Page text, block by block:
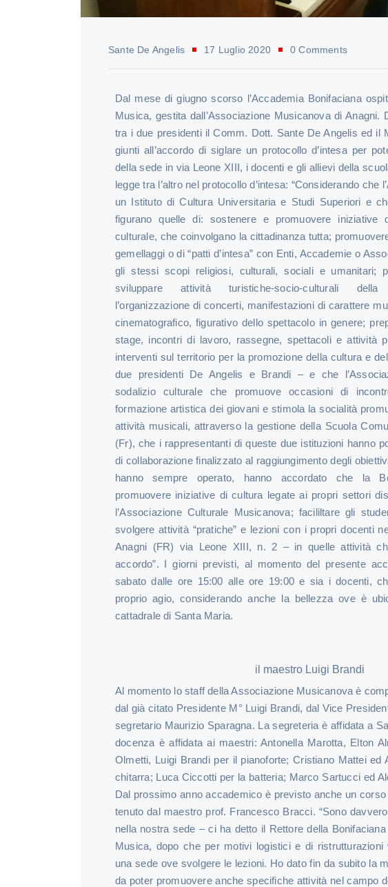
Sante De Angelis 17 Luglio 2020 0 Comments
Dal mese di giugno scorso l’Accademia Bonifaciana
Musica, gestita dall’Associazione Musicanova di Anagni.
tra i due presidenti il Comm. Dott. Sante De Angelis ed il
giunti all’accordo di siglare un protocollo d’intesa per
della sede in via Leone XIII, i docenti e gli allievi della
legge tra l’altro nel protocollo d’intesa: “Considerando che
un Istituto di Cultura Universitaria e Studi Superiori e
figurano quelle di: sostenere e promuovere iniziative
culturale, che coinvolgano la cittadinanza tutta;
gemellaggi o di “patti d’intesa” con Enti, Accademie o
gli stessi scopi religiosi, culturali, sociali e umanitari;
sviluppare attività turisti­che-socio-culturali
l’organizzazione di concerti, manifestazioni di carattere
cinematografico, figurativo dello spettacolo in genere;
stage, incontri di lavo­ro, rassegne, spettacoli e attività
interventi sul territorio per la promozione della cultura e
due presidenti De Angelis e Brandi – e che
sodalizio culturale che promuove occasioni di
formazione artistica dei giovani e stimola la socialità
attività musicali, attraverso la gestione della Scuola
(Fr), che i rappresentanti di queste due istituzioni hanno
di collaborazione finalizzato al raggiungimento degli
hanno sempre operato, hanno accordato che la
promuovere iniziative di cultura legate ai propri settori
l’Associazione Culturale Musicanova; facililtare gli
svolgere attività “pratiche” e lezioni con i propri docenti
Anagni (FR) via Leone XIII, n. 2 – in quelle attività
accordo”. I giorni previsti, al momento del presente
sabato dalle ore 15:00 alle ore 19:00 e sia i docenti,
proprio agio, considerando anche la bellezza ove è
cattadrale di Santa Maria.
il maestro Luigi Brandi
Al momento lo staff della Associazione Musicanova è
dal già citato Presidente M° Luigi Brandi, dal Vice
segretario Maurizio Sparagna. La segreteria è affidata a
docenza è affidata ai maestri: Antonella Marotta, Elton
Olmetti, Luigi Brandi per il pianoforte; Cristiano Mattei ed
chitarra; Luca Ciccotti per la batteria; Marco Sartucci ed
Dal prossimo anno accademico è previsto anche un
tenuto dal maestro prof. Francesco Bracci. “Sono
nella nostra sede – ci ha detto il Rettore della
Musica, dopo che per motivi logistici e di
una sede ove svolgere le lezioni. Ho dato fin da subito la
da poter promuovere anche specifiche attività nel campo